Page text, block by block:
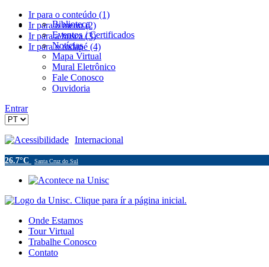
Ir para o conteúdo (1)
Ir para o menu (2)
Ir para a busca (3)
Ir para o rodapé (4)
Biblioteca
Eventos / Certificados
Notícias
Mapa Virtual
Mural Eletrônico
Fale Conosco
Ouvidoria
Entrar
Acessibilidade Internacional
26.7°C Santa Cruz do Sul
Onde Estamos
Tour Virtual
Trabalhe Conosco
Contato